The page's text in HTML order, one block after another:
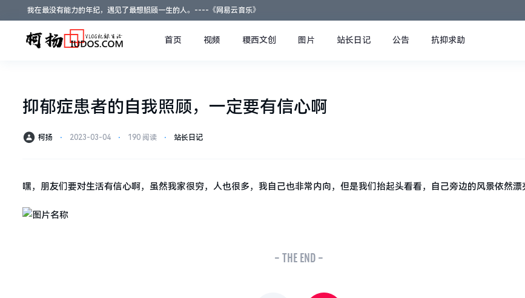
我在最没有能力的年纪，遇见了最想照顾一生的人。----《网易云音乐》
首页 视频 稷西文创 图片 站长日记 公告 抗抑求助
抑郁症患者的自我照顾，一定要有信心啊
柯扬 ⋅ 2023-03-04 ⋅ 190 阅读 ⋅ 站长日记
嘿，朋友们要对生活有信心啊，虽然我家很穷，人也很多，我自己也非常内向，但是我们抬起头看看，自己旁边的风景依然漂
- THE END -